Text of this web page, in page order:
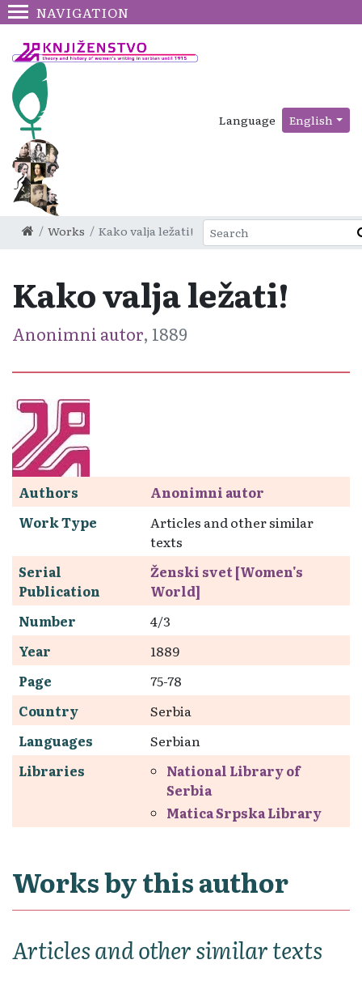
NAVIGATION
Language English
Works Kako valja ležati!
Kako valja ležati!
Anonimni autor, 1889
Authors
Anonimni autor
Work Type
Articles and other similar
texts
Serial
Publication
Ženski svet [Women's
World]
Number
4/3
Year
1889
Page
75-78
Country
Serbia
Languages
Serbian
Libraries
National Library of
Serbia
Matica Srpska Library
Works by this author
Articles and other similar texts